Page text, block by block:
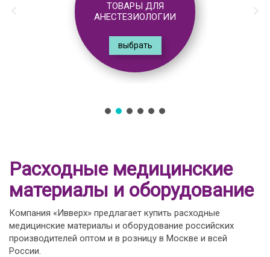
ТОВАРЫ ДЛЯ
АНЕСТЕЗИОЛОГИИ
выбрать
Расходные медицинские
материалы и оборудование
Компания «Ивверх» предлагает купить расходные
медицинские материалы и оборудование российских
производителей оптом и в розницу в Москве и всей
России.